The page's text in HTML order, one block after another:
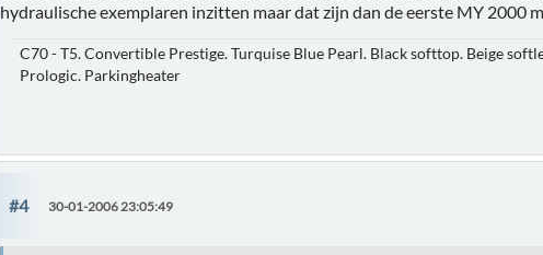
hydraulische exemplaren inzitten maar dat zijn dan de eerste MY 2000
C70 - T5. Convertible Prestige. Turquise Blue Pearl. Black softtop. Beige
Prologic. Parkingheater
#4 30-01-2006 23:05:49